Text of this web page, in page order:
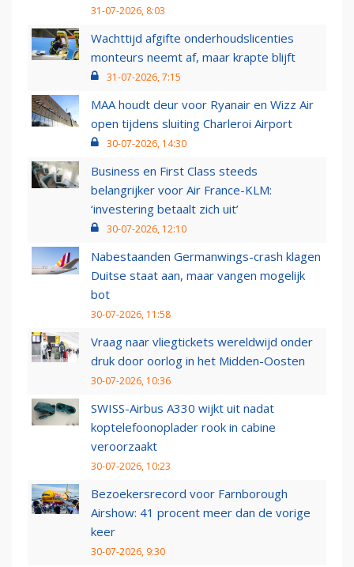
31-07-2026, 8:03
Wachttijd afgifte onderhoudslicenties
monteurs neemt af, maar krapte blijft
31-07-2026, 7:15
MAA houdt deur voor Ryanair en Wizz Air
open tijdens sluiting Charleroi Airport
30-07-2026, 14:30
Business en First Class steeds
belangrijker voor Air France-KLM:
‘investering betaalt zich uit’
30-07-2026, 12:10
Nabestaanden Germanwings-crash klagen
Duitse staat aan, maar vangen mogelijk
bot
30-07-2026, 11:58
Vraag naar vliegtickets wereldwijd onder
druk door oorlog in het Midden-Oosten
30-07-2026, 10:36
SWISS-Airbus A330 wijkt uit nadat
koptelefoonoplader rook in cabine
veroorzaakt
30-07-2026, 10:23
Bezoekersrecord voor Farnborough
Airshow: 41 procent meer dan de vorige
keer
30-07-2026, 9:30